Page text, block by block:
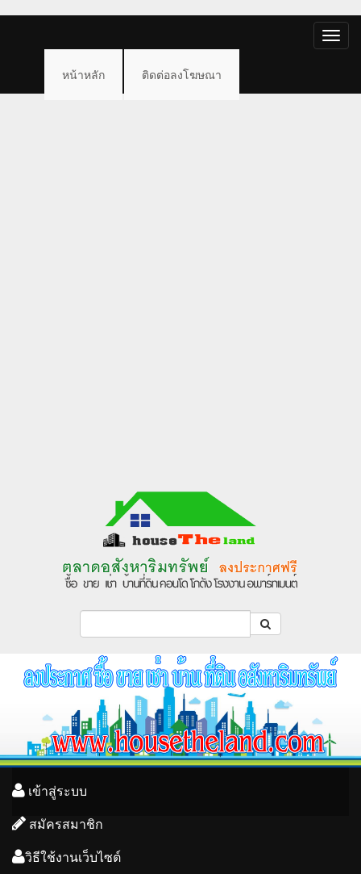
Toggle
หน้าหลัก ติดต่อลงโฆษณา
เข้าสู่ระบบ
สมัครสมาชิก
วิธีใช้งานเว็บไซต์